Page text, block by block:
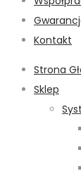
Kontakt
Strona
Sklep